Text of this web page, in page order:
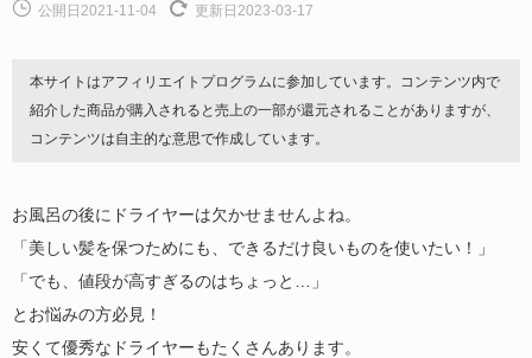
公開日2021-11-04 更新日2023-03-17
本サイトはアフィリエイトプログラムに参加しています。コンテンツ内で
紹介した商品が購入されると売上の一部が還元されることがありますが、
コンテンツは自主的な意思で作成しています。
お風呂の後にドライヤーは欠かせませんよね。
「美しい髪を保つためにも、できるだけ良いものを使いたい！」
「でも、値段が高すぎるのはちょっと…」
とお悩みの方必見！
安くて優秀なドライヤーもたくさんあります。